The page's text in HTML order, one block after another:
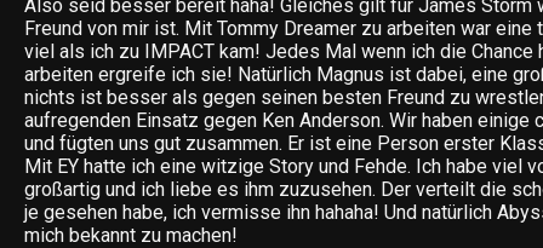
Also seid besser bereit haha! Gleiches gilt für James Storm
Freund von mir ist. Mit Tommy Dreamer zu arbeiten war eine
viel als ich zu IMPACT kam! Jedes Mal wenn ich die Chance
arbeiten ergreife ich sie! Natürlich Magnus ist dabei, eine
nichts ist besser als gegen seinen besten Freund zu
aufregenden Einsatz gegen Ken Anderson. Wir haben einige
und fügten uns gut zusammen. Er ist eine Person erster
Mit EY hatte ich eine witzige Story und Fehde. Ich habe viel
großartig und ich liebe es ihm zuzusehen. Der verteilt die
je gesehen habe, ich vermisse ihn hahaha! Und natürlich
mich bekannt zu machen!